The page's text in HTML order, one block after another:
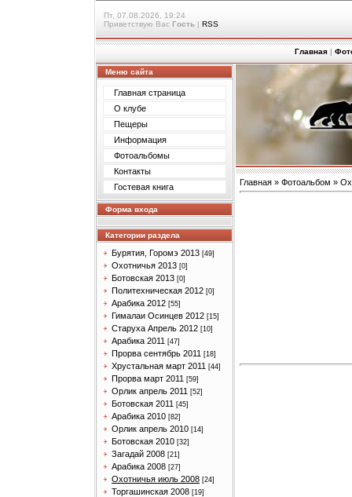
Пт, 07.08.2026, 19:24
Приветствую Вас Гость | RSS
Главная |
Меню сайта
Главная страница
О клубе
Пещеры
Информация
Фотоальбомы
Контакты
Гостевая книга
Форма входа
Категории раздела
Бурятия, Горомэ 2013 [49]
Охотничья 2013 [0]
Ботовская 2013 [0]
Политехническая 2012 [0]
Арабика 2012 [55]
Гималаи Осинцев 2012 [15]
Старуха Апрель 2012 [10]
Арабика 2011 [47]
Прорва сентябрь 2011 [18]
Хрустальная март 2011 [44]
Прорва март 2011 [59]
Орлик апрель 2011 [52]
Ботовская 2011 [45]
Арабика 2010 [82]
Орлик апрель 2010 [14]
Ботовская 2010 [32]
Загадай 2008 [21]
Арабика 2008 [27]
Охотничья июль 2008 [24]
Торгашинская 2008 [19]
Главная » Фотоальбом »